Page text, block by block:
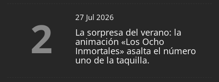
2 27 Jul 2026
La sorpresa del verano: la
animación «Los Ocho
Inmortales» asalta el número
uno de la taquilla.